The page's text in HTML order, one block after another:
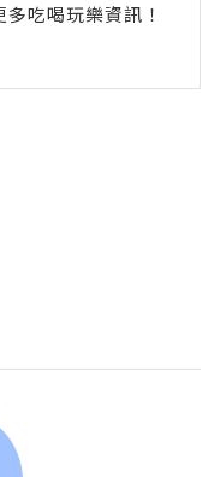
吃喝玩樂資訊！